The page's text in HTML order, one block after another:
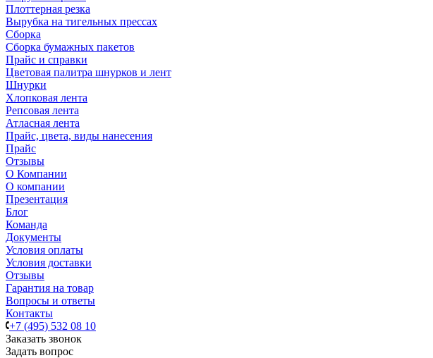
Плоттерная резка
Вырубка на тигельных прессах
Сборка
Сборка бумажных пакетов
Прайс и справки
Цветовая палитра шнурков и лент
Шнурки
Хлопковая лента
Репсовая лента
Атласная лента
Прайс, цвета, виды нанесения
Прайс
Отзывы
О Компании
О компании
Презентация
Блог
Команда
Документы
Условия оплаты
Условия доставки
Отзывы
Гарантия на товар
Вопросы и ответы
Контакты
+7 (495) 532 08 10
Заказать звонок
Задать вопрос